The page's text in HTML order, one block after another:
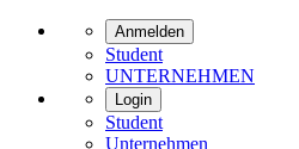
Anmelden
Student
UNTERNEHMEN
Login
Student
Unternehmen